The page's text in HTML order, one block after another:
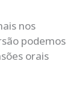
nos
podemos
orais